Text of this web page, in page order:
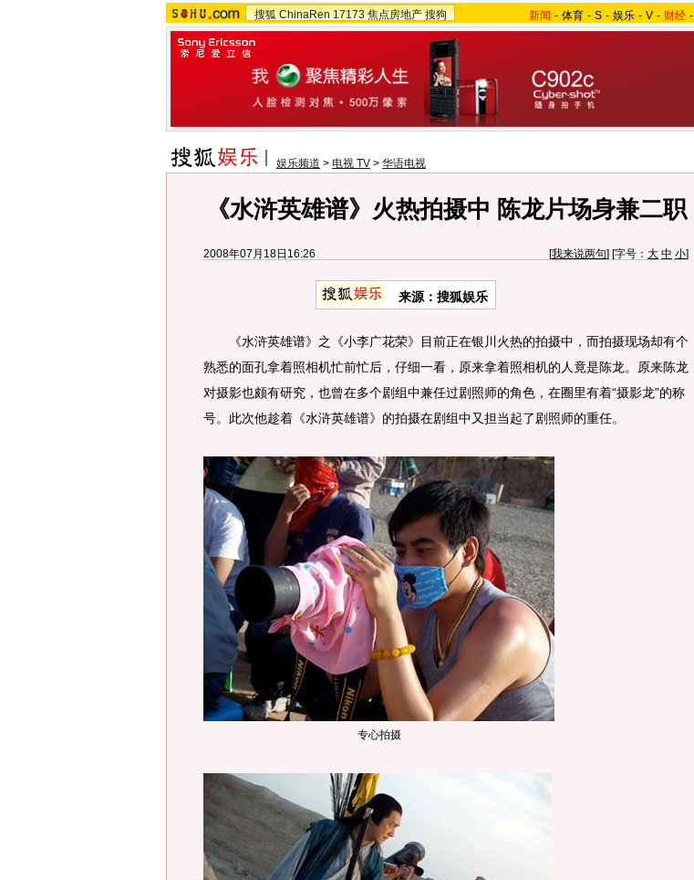
搜狐 ChinaRen 17173 焦点房地产 搜狗 新闻 - 体育 - S - 娱乐 - V - 财经 -
娱乐频道 > 电视 TV > 华语电视
《水浒英雄谱》火热拍摄中 陈龙片场身兼二职
2008年07月18日16:26 [我来说两句] [字号： 大 中 小]
来源：搜狐娱乐
《水浒英雄谱》之《小李广花荣》目前正在银川火热的拍摄中，而拍摄现场却有个
熟悉的面孔拿着照相机忙前忙后，仔细一看，原来拿着照相机的人竟是陈龙。原来陈龙
对摄影也颇有研究，也曾在多个剧组中兼任过剧照师的角色，在圈里有着“摄影龙”的称
号。此次他趁着《水浒英雄谱》的拍摄在剧组中又担当起了剧照师的重任。
专心拍摄